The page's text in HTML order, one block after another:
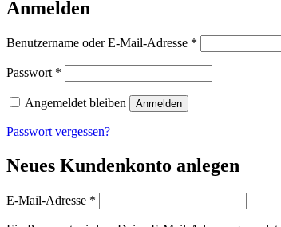
Anmelden
Benutzername oder E-Mail-Adresse *
Passwort *
Angemeldet bleiben Anmelden
Passwort vergessen?
Neues Kundenkonto anlegen
E-Mail-Adresse *